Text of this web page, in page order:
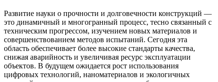
Развитие науки о прочности и долговечности конструкций —
это динамичный и многогранный процесс, тесно связанный с
техническим прогрессом, изучением новых материалов и
совершенствованием методов испытаний. Сегодня эта
область обеспечивает более высокие стандарты качества,
снижая аварийность и увеличивая ресурс эксплуатации
объектов. В будущем ожидается рост использования
цифровых технологий, наноматериалов и экологичных